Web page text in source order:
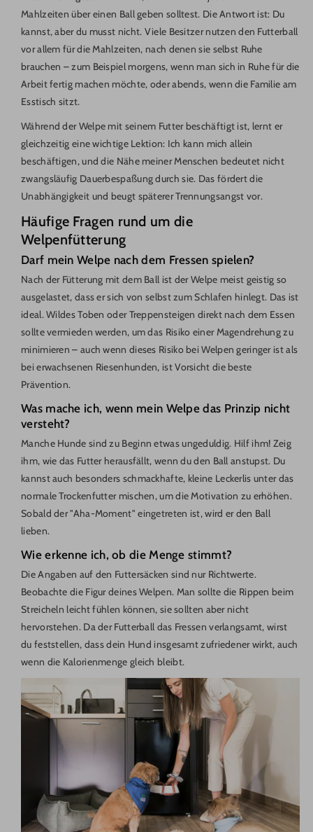
Mahlzeiten über einen Ball geben solltest. Die Antwort ist: Du
kannst, aber du musst nicht. Viele Besitzer nutzen den Futterball
vor allem für die Mahlzeiten, nach denen sie selbst Ruhe
brauchen – zum Beispiel morgens, wenn man sich in Ruhe für die
Arbeit fertig machen möchte, oder abends, wenn die Familie am
Esstisch sitzt.
Während der Welpe mit seinem Futter beschäftigt ist, lernt er
gleichzeitig eine wichtige Lektion: Ich kann mich allein
beschäftigen, und die Nähe meiner Menschen bedeutet nicht
zwangsläufig Dauerbespaßung durch sie. Das fördert die
Unabhängigkeit und beugt späterer Trennungsangst vor.
Häufige Fragen rund um die
Welpenfütterung
Darf mein Welpe nach dem Fressen spielen?
Nach der Fütterung mit dem Ball ist der Welpe meist geistig so
ausgelastet, dass er sich von selbst zum Schlafen hinlegt. Das ist
ideal. Wildes Toben oder Treppensteigen direkt nach dem Essen
sollte vermieden werden, um das Risiko einer Magendrehung zu
minimieren – auch wenn dieses Risiko bei Welpen geringer ist als
bei erwachsenen Riesenhunden, ist Vorsicht die beste
Prävention.
Was mache ich, wenn mein Welpe das Prinzip nicht
versteht?
Manche Hunde sind zu Beginn etwas ungeduldig. Hilf ihm! Zeig
ihm, wie das Futter herausfällt, wenn du den Ball anstupst. Du
kannst auch besonders schmackhafte, kleine Leckerlis unter das
normale Trockenfutter mischen, um die Motivation zu erhöhen.
Sobald der "Aha-Moment" eingetreten ist, wird er den Ball
lieben.
Wie erkenne ich, ob die Menge stimmt?
Die Angaben auf den Futtersäcken sind nur Richtwerte.
Beobachte die Figur deines Welpen. Man sollte die Rippen beim
Streicheln leicht fühlen können, sie sollten aber nicht
hervorstehen. Da der Futterball das Fressen verlangsamt, wirst
du feststellen, dass dein Hund insgesamt zufriedener wirkt, auch
wenn die Kalorienmenge gleich bleibt.